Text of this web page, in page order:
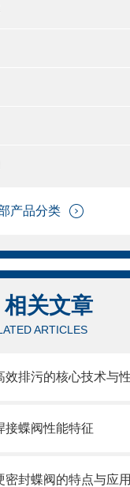
产品分类
相关文章
ARTICLES
接蝶阀性能特征
密封蝶阀的特点与应用